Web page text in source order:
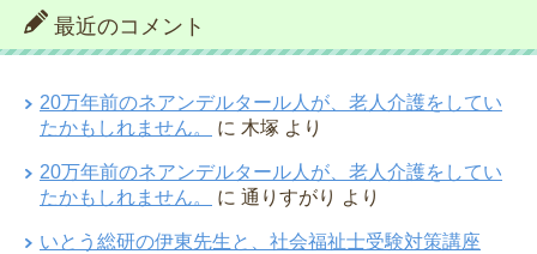
最近のコメント
20万年前のネアンデルタール人が、老人介護をしてい
たかもしれません。
に 木塚 より
20万年前のネアンデルタール人が、老人介護をしてい
たかもしれません。
に 通りすがり より
いとう総研の伊東先生と、社会福祉士受験対策講座